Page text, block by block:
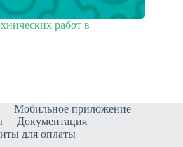
работ в
Мобильное приложение
Документация
для оплаты